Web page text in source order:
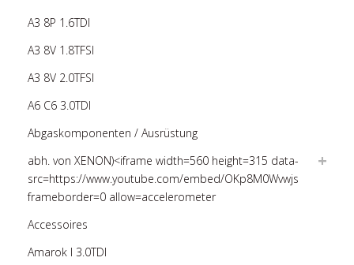
A3 8P 1.6TDI
A3 8V 1.8TFSI
A3 8V 2.0TFSI
A6 C6 3.0TDI
Abgaskomponenten / Ausrüstung
abh. von XENON)<iframe width=560 height=315 data-
src=https://www.youtube.com/embed/OKp8M0Wvwjs
frameborder=0 allow=accelerometer
Accessoires
Amarok I 3.0TDI